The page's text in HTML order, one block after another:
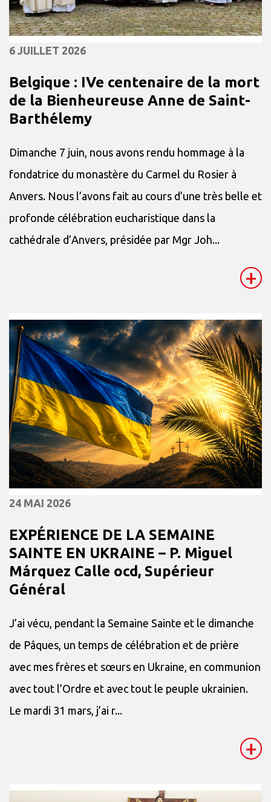
6 JUILLET 2026
Belgique : IVe centenaire de la mort
de la Bienheureuse Anne de Saint-
Barthélemy
Dimanche 7 juin, nous avons rendu hommage à la
fondatrice du monastère du Carmel du Rosier à
Anvers. Nous l’avons fait au cours d’une très belle et
profonde célébration eucharistique dans la
cathédrale d’Anvers, présidée par Mgr Joh...
+
24 MAI 2026
EXPÉRIENCE DE LA SEMAINE
SAINTE EN UKRAINE – P. Miguel
Márquez Calle ocd, Supérieur
Général
J’ai vécu, pendant la Semaine Sainte et le dimanche
de Pâques, un temps de célébration et de prière
avec mes frères et sœurs en Ukraine, en communion
avec tout l’Ordre et avec tout le peuple ukrainien.
Le mardi 31 mars, j’ai r...
+